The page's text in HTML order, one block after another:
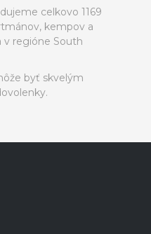
celkovo 1169
kempov a
v regióne South
byť skvelým